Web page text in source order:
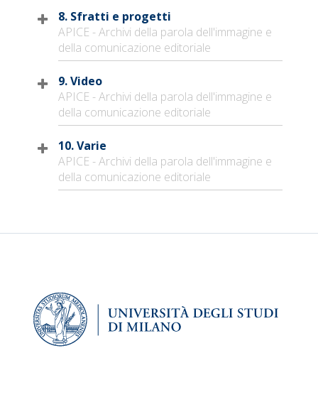
8. Sfratti e progetti
APICE - Archivi della parola dell'immagine e
della comunicazione editoriale
9. Video
APICE - Archivi della parola dell'immagine e
della comunicazione editoriale
10. Varie
APICE - Archivi della parola dell'immagine e
della comunicazione editoriale